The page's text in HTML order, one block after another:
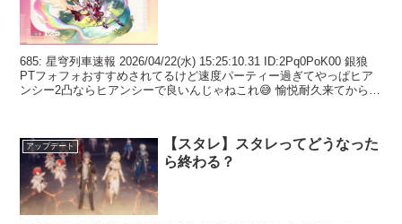
685: 星穹列車速報 2026/04/22(水) 15:25:10.31 ID:2Pq0PoK00 銀狼
PTフォフォおすすめされてるけど速度パーティー過ぎてやっぱヒア
ンシー2凸ならヒアンシーで良いんじゃねこれ😅 愉悦耐久来てからが
アップデート
【スタレ】スタレってどうなった
ら終わる？